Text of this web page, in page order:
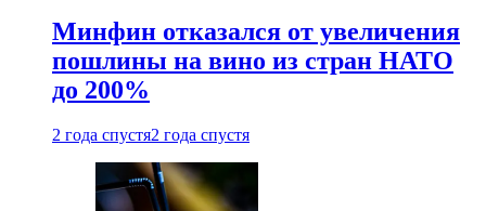
Минфин отказался от увеличения
пошлины на вино из стран НАТО
до 200%
2 года спустя2 года спустя